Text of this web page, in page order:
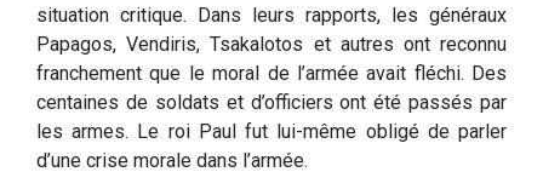
situation critique. Dans leurs rapports, les généraux
Papagos, Vendiris, Tsakalotos et autres ont reconnu
franchement que le moral de l’armée avait fléchi. Des
centaines de soldats et d’officiers ont été passés par
les armes. Le roi Paul fut lui-même obligé de parler
d’une crise morale dans l’armée.